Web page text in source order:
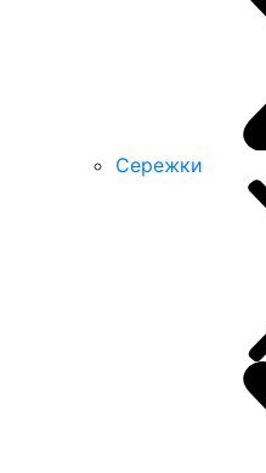
Сережки